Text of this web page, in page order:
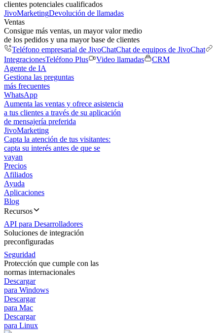
clientes potenciales cualificados
JivoMarketingDevolución de llamadas
Ventas
Consigue más ventas, un mayor valor medio
de los pedidos y una mayor base de clientes
Teléfono empresarial de JivoChatChat de equipos de JivoChat
IntegracionesTeléfono Plus Video llamadas
CRM
Agente de IA
Gestiona las preguntas
más frecuentes
WhatsApp
Aumenta las ventas y ofrece asistencia
a tus clientes a través de su aplicación
de mensajería preferida
JivoMarketing
Capta la atención de tus visitantes:
capta su interés antes de que se
vayan
Precios
Afiliados
Ayuda
Aplicaciones
Blog
Recursos
API para Desarrolladores
Soluciones de integración
preconfiguradas
Seguridad
Protección que cumple con las
normas internacionales
Descargar
para Windows
Descargar
para Mac
Descargar
para Linux